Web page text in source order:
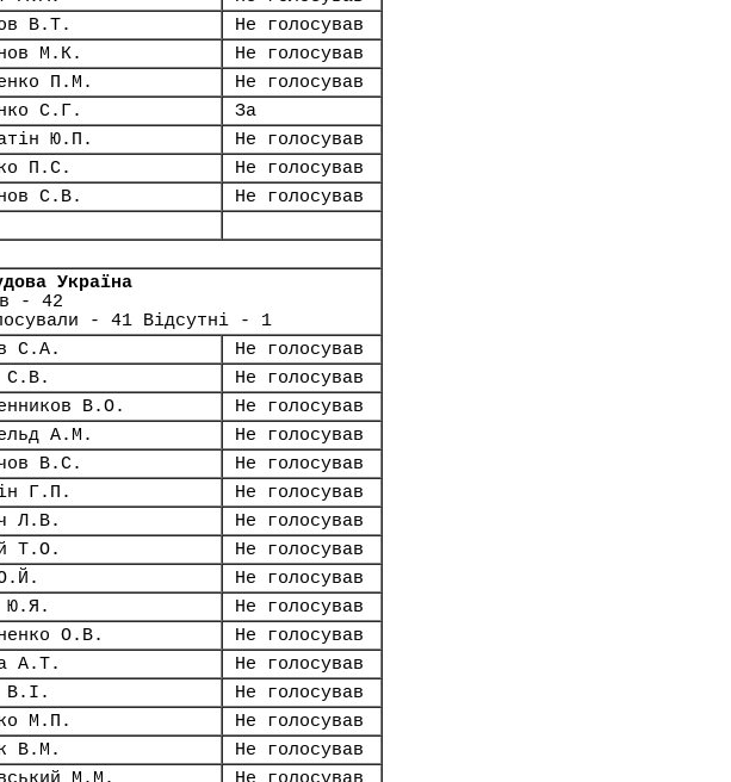
В.Т.
Не голосував
М.К.
Не голосував
П.М.
Не голосував
С.Г.
За
Ю.П.
Не голосував
П.С.
Не голосував
С.В.
Не голосував
Україна
- 42
- 41 Відсутні - 1
С.А.
Не голосував
С.В.
Не голосував
В.О.
Не голосував
А.М.
Не голосував
В.С.
Не голосував
Г.П.
Не голосував
Л.В.
Не голосував
Т.О.
Не голосував
Не голосував
Ю.Я.
Не голосував
О.В.
Не голосував
А.Т.
Не голосував
В.І.
Не голосував
М.П.
Не голосував
В.М.
Не голосував